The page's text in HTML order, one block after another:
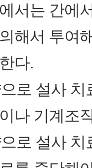
서는 간에
해서 투여
다.
로 설사
나 기계조
로 설사